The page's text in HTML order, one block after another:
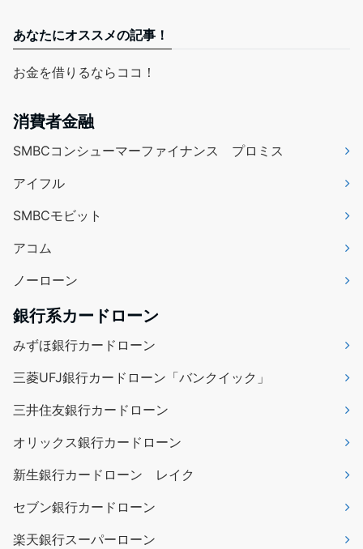
あなたにオススメの記事！
お金を借りるならココ！
消費者金融
SMBCコンシューマーファイナンス プロミス
アイフル
SMBCモビット
アコム
ノーローン
銀行系カードローン
みずほ銀行カードローン
三菱UFJ銀行カードローン「バンクイック」
三井住友銀行カードローン
オリックス銀行カードローン
新生銀行カードローン レイク
セブン銀行カードローン
楽天銀行スーパーローン